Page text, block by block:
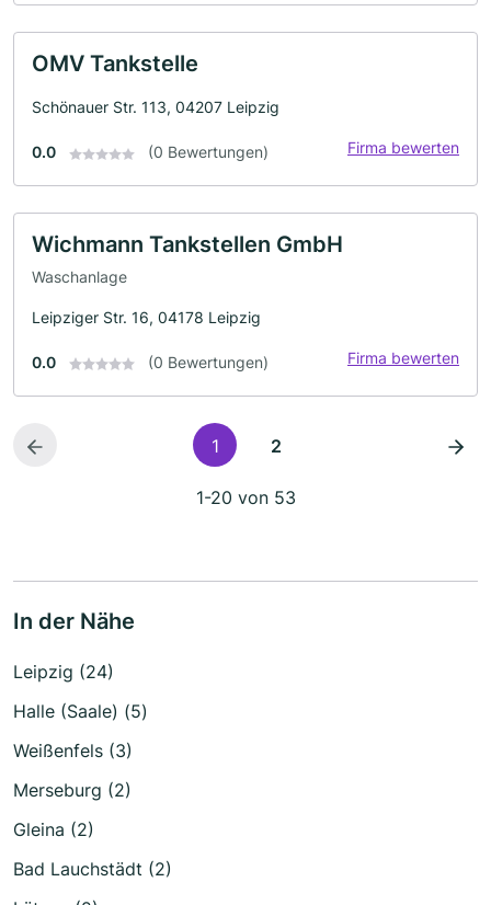
OMV Tankstelle
Schönauer Str. 113, 04207 Leipzig
0.0 (0 Bewertungen) Firma bewerten
Wichmann Tankstellen GmbH
Waschanlage
Leipziger Str. 16, 04178 Leipzig
0.0 (0 Bewertungen) Firma bewerten
1 2
1-20 von 53
In der Nähe
Leipzig (24)
Halle (Saale) (5)
Weißenfels (3)
Merseburg (2)
Gleina (2)
Bad Lauchstädt (2)